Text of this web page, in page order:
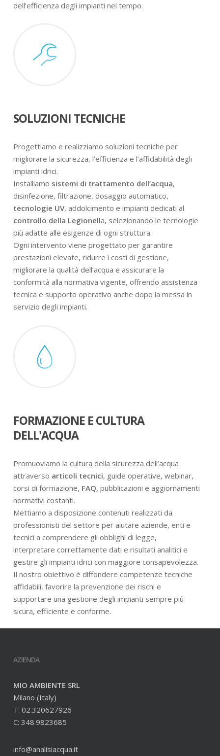
dell’efficienza degli impianti nel tempo.
SOLUZIONI TECNICHE
Progettiamo e realizziamo soluzioni tecniche per
migliorare la sicurezza, l’efficienza e l’affidabilità degli
impianti idrici.
Installiamo sistemi di trattamento dell’acqua,
disinfezione, filtrazione, dosaggio automatico,
tecnologie UV, addolcimento e impianti dedicati al
controllo della Legionella, selezionando le tecnologie
più adatte alle esigenze di ogni struttura.
Ogni intervento viene progettato per garantire
prestazioni elevate, ridurre i costi di gestione,
migliorare la qualità dell’acqua e assicurare la
conformità alla normativa vigente, offrendo assistenza
tecnica e supporto operativo anche dopo la messa in
servizio degli impianti.
FORMAZIONE E CULTURA
DELL'ACQUA
Promuoviamo la cultura della sicurezza dell’acqua
attraverso articoli tecnici, guide operative, webinar,
corsi di formazione, FAQ, pubblicazioni e aggiornamenti
normativi costanti.
Mettiamo a disposizione contenuti realizzati da
professionisti del settore per aiutare aziende, enti e
tecnici a comprendere gli obblighi di legge,
interpretare correttamente dati e risultati analitici e
gestire gli impianti idrici con maggiore consapevolezza.
Il nostro obiettivo è diffondere competenze tecniche
affidabili, favorire la prevenzione dei rischi e
supportare una gestione degli impianti sempre più
sicura, efficiente e conforme.
AZIENDA
MIO AMBIENTE SRL
Milano (Italy)
T: 02.320627926
C: 348.9823685
info@analisiacqua.it